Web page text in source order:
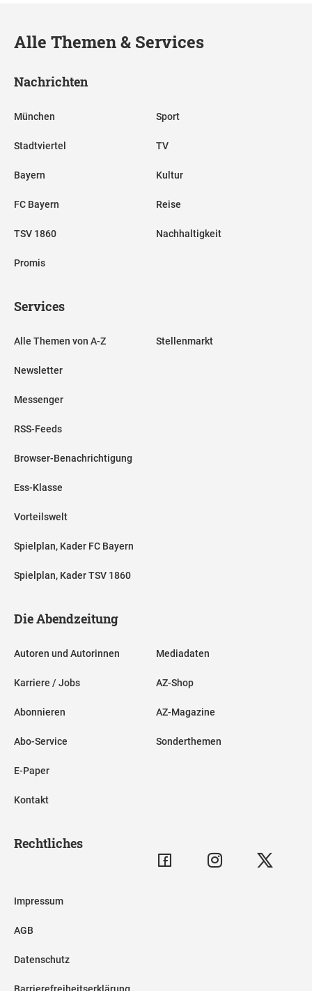
Alle Themen & Services
Nachrichten
München
Stadtviertel
Bayern
FC Bayern
TSV 1860
Promis
Sport
TV
Kultur
Reise
Nachhaltigkeit
Services
Alle Themen von A-Z
Newsletter
Messenger
RSS-Feeds
Browser-Benachrichtigung
Ess-Klasse
Vorteilswelt
Spielplan, Kader FC Bayern
Spielplan, Kader TSV 1860
Stellenmarkt
Die Abendzeitung
Autoren und Autorinnen
Karriere / Jobs
Abonnieren
Abo-Service
E-Paper
Kontakt
Mediadaten
AZ-Shop
AZ-Magazine
Sonderthemen
Rechtliches
Impressum
AGB
Datenschutz
Barrierefreiheitserklärung